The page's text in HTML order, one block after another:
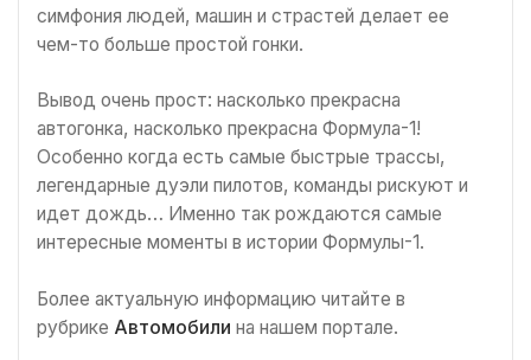
симфония людей, машин и страстей делает ее
чем-то больше простой гонки.
Вывод очень прост: насколько прекрасна
автогонка, насколько прекрасна Формула-1!
Особенно когда есть самые быстрые трассы,
легендарные дуэли пилотов, команды рискуют и
идет дождь… Именно так рождаются самые
интересные моменты в истории Формулы-1.
Более актуальную информацию читайте в
рубрике Автомобили на нашем портале.